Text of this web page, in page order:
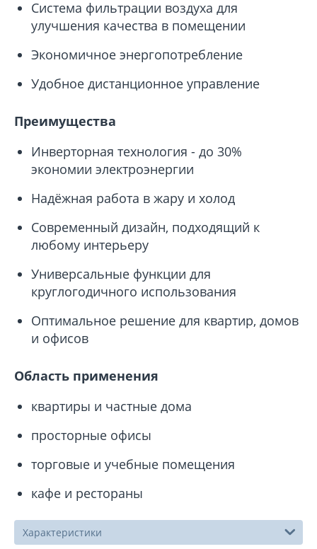
Система фильтрации воздуха для
улучшения качества в помещении
Экономичное энергопотребление
Удобное дистанционное управление
Преимущества
Инверторная технология - до 30%
экономии электроэнергии
Надёжная работа в жару и холод
Современный дизайн, подходящий к
любому интерьеру
Универсальные функции для
круглогодичного использования
Оптимальное решение для квартир, домов
и офисов
Область применения
квартиры и частные дома
просторные офисы
торговые и учебные помещения
кафе и рестораны
Характеристики